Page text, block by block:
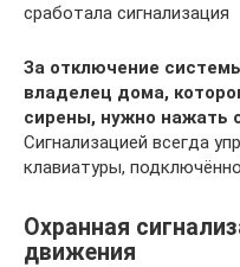
сработала сигнализация
За отключение
владелец дома,
сирены, нужно нажать
Сигнализацией всегда
клавиатуры,
Охранная
движения